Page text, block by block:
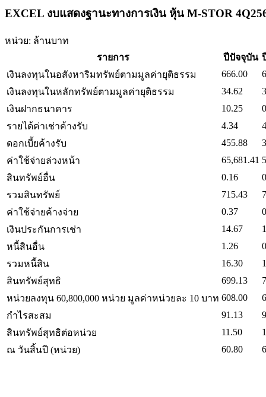
EXCEL งบแสดงฐานะทางการเงิน หุ้น M-STOR
หน่วย: ล้านบาท
รายการ
ปีปัจจุบัน
เงินลงทุนในอสังหาริมทรัพย์ตามมูลค่ายุติธรรม
666.00
เงินลงทุนในหลักทรัพย์ตามมูลค่ายุติธรรม
34.62
เงินฝากธนาคาร
10.25
รายได้ค่าเช่าค้างรับ
4.34
ดอกเบี้ยค้างรับ
455.88
ค่าใช้จ่ายล่วงหน้า
65,681.41
สินทรัพย์อื่น
0.16
รวมสินทรัพย์
715.43
ค่าใช้จ่ายค้างจ่าย
0.37
เงินประกันการเช่า
14.67
หนี้สินอื่น
1.26
รวมหนี้สิน
16.30
สินทรัพย์สุทธิ
699.13
หน่วยลงทุน 60,800,000 หน่วย มูลค่าหน่วยละ 10 บาท 608.00
กำไรสะสม
91.13
สินทรัพย์สุทธิต่อหน่วย
11.50
ณ วันสิ้นปี (หน่วย)
60.80